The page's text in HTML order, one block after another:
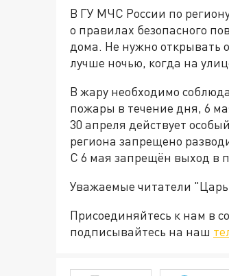
В ГУ МЧС России по
о правилах безопасного
дома. Не нужно открывать
лучше ночью, когда на
В жару необходимо
пожары в течение дня, 6
30 апреля действует
региона запрещено
С 6 мая запрещён выход в
Уважаемые читатели
Присоединяйтесь к нам в
подписывайтесь на наш